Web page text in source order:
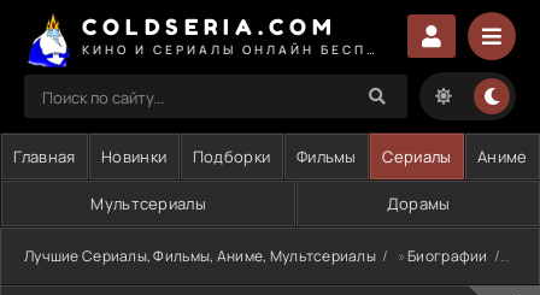
COLDSERIA.COM
Главная Новинки Подборки Фильмы Сериалы Аниме
Мультсериалы Дорамы
Лучшие Сериалы, Фильмы, Аниме, Мультсериалы »Биографии »